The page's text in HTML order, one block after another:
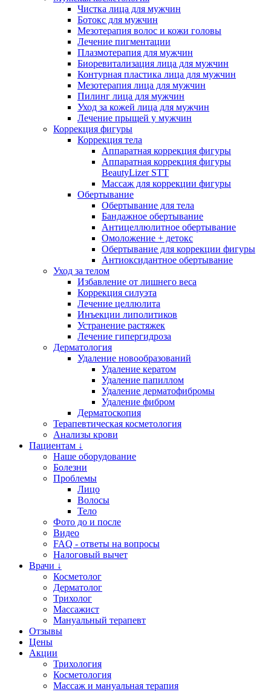
Чистка лица для мужчин
Ботокс для мужчин
Мезотерапия волос и кожи головы
Лечение пигментации
Плазмотерапия для мужчин
Биоревитализация лица для мужчин
Контурная пластика лица для мужчин
Мезотерапия лица для мужчин
Пилинг лица для мужчин
Уход за кожей лица для мужчин
Лечение прыщей у мужчин
Коррекция фигуры
Коррекция тела
Аппаратная коррекция фигуры
Аппаратная коррекция фигуры
BeautyLizer STT
Массаж для коррекции фигуры
Обертывание
Обертывание для тела
Бандажное обертывание
Антицеллюлитное обертывание
Омоложение + детокс
Обертывание для коррекции фигуры
Антиоксидантное обертывание
Уход за телом
Избавление от лишнего веса
Коррекция силуэта
Лечение целлюлита
Инъекции липолитиков
Устранение растяжек
Лечение гипергидроза
Дерматология
Удаление новообразований
Удаление кератом
Удаление папиллом
Удаление дерматофибромы
Удаление фибром
Дерматоскопия
Терапевтическая косметология
Анализы крови
Пациентам ↓
Наше оборудование
Болезни
Проблемы
Лицо
Волосы
Тело
Фото до и после
Видео
FAQ - ответы на вопросы
Налоговый вычет
Врачи ↓
Косметолог
Дерматолог
Трихолог
Массажист
Мануальный терапевт
Отзывы
Цены
Акции
Трихология
Косметология
Массаж и мануальная терапия